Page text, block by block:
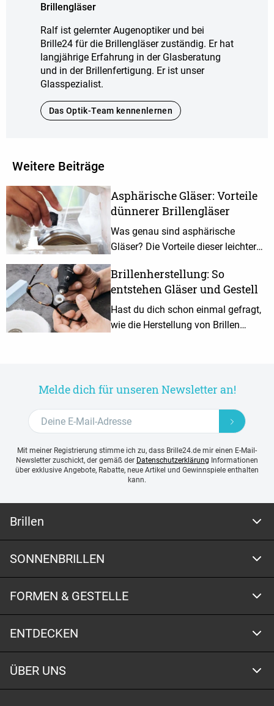
Brillengläser
Ralf ist gelernter Augenoptiker und bei
Brille24 für die Brillengläser zuständig. Er hat
langjährige Erfahrung in der Glasberatung
und in der Brillenfertigung. Er ist unser
Glasspezialist.
Das Optik-Team kennenlernen
Weitere Beiträge
Asphärische Gläser: Vorteile
dünnerer Brillengläser
Was genau sind asphärische
Gläser? Die Vorteile dieser leichteren
erfährst du in unserem Artikel.
Brillenherstellung: So
entstehen Gläser und Gestell
Hast du dich schon einmal gefragt,
wie die Herstellung von Brillen
Melde dich für unseren Newsletter an!
Mit meiner Registrierung stimme ich zu, dass Brille24.de mir einen E-Mail-
Newsletter zuschickt, der gemäß der Datenschutzerklärung Informationen
über exklusive Angebote, Rabatte, neue Artikel und Gewinnspiele enthalten
kann.
Brillen
SONNENBRILLEN
FORMEN & GESTELLE
ENTDECKEN
ÜBER UNS